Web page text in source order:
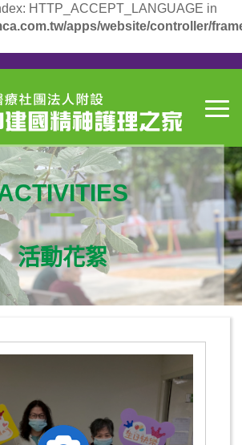
HTTP_ACCEPT_LANGUAGE in
apps/website/controller/
活動花絮